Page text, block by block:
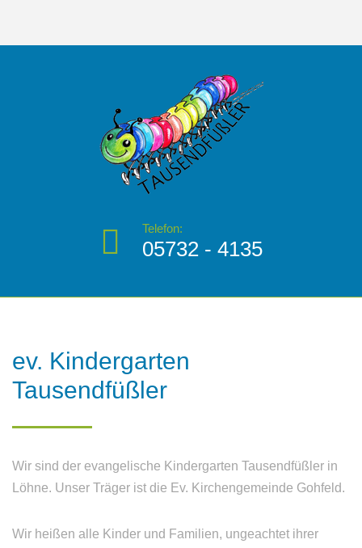
Telefon:
05732 - 4135
ev. Kindergarten
Tausendfüßler
Wir sind der evangelische Kindergarten Tausendfüßler in
Löhne. Unser Träger ist die Ev. Kirchengemeinde Gohfeld.
Wir heißen alle Kinder und Familien, ungeachtet ihrer